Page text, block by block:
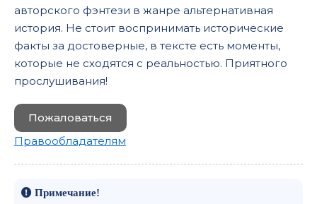
авторского фэнтези в жанре альтернативная
история. Не стоит воспринимать исторические
факты за достоверные, в тексте есть моменты,
которые не сходятся с реальностью. Приятного
прослушивания!
Пожаловаться
Правообладателям
Примечание!